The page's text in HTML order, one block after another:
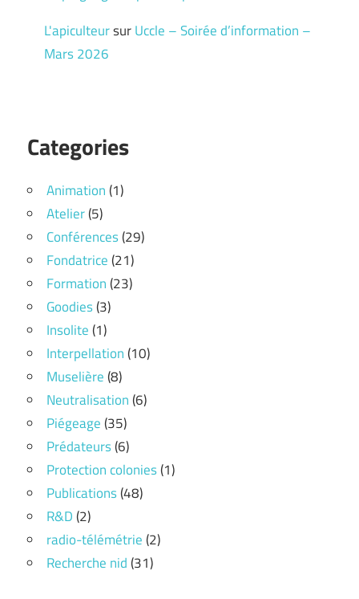
L'apiculteursurUccle – Soirée d’information –
Mars 2026
Categories
Animation(1)
Atelier(5)
Conférences(29)
Fondatrice(21)
Formation(23)
Goodies(3)
Insolite(1)
Interpellation(10)
Muselière(8)
Neutralisation(6)
Piégeage(35)
Prédateurs(6)
Protection colonies(1)
Publications(48)
R&D(2)
radio-télémétrie(2)
Recherche nid(31)